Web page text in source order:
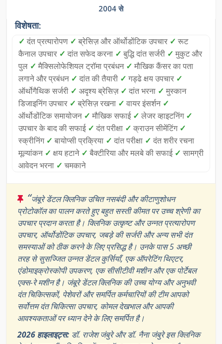
2004 से
विशेषता:
✓ दंत प्रत्यारोपण ✓ ब्रेसिज़ और ऑर्थोडोंटिक उपचार ✓ रूट
कैनाल उपचार ✓ दांत सफेद करना ✓ बुद्धि दांत सर्जरी ✓ मुकुट और
पुल ✓ मैक्सिलोफेशियल ट्रॉमा प्रबंधन ✓ मौखिक कैंसर का पता
लगाने और प्रबंधन ✓ दांत की तैयारी ✓ गड्ढे क्षय उपचार ✓
ऑर्थोगैथिक सर्जरी ✓ अदृश्य ब्रेसिज़ ✓ दांत भरना ✓ मुस्कान
डिजाइनिंग उपचार ✓ ब्रेसिज़ रखना ✓ वायर इंसर्शन ✓
ऑर्थोडोंटिक समायोजन ✓ मौखिक सफाई ✓ लेजर व्हाइटनिंग ✓
उपचार के बाद की सफाई ✓ दंत परीक्षा ✓ क्राउन सीमेंटिंग ✓
स्क्रीनिंग ✓ बायोप्सी प्रक्रिया ✓ दांत परीक्षा ✓ दंत शरीर रचना
मूल्यांकन ✓ क्षय हटाने ✓ बैक्टीरिया और मलबे की सफाई ✓ सामग्री
आवेदन भरना ✓ चमकाने
“जंबूरे डेंटल क्लिनिक उचित नसबंदी और कीटाणुशोधन
प्रोटोकॉल का पालन करते हुए बहुत सस्ती कीमत पर उच्च श्रेणी का
उपचार प्रदान करता है। क्लिनिक उत्कृष्ट और उन्नत प्रत्यारोपण
उपचार, ऑर्थोडोंटिक उपचार, जबड़े की सर्जरी और अन्य सभी दंत
समस्याओं को ठीक करने के लिए प्रसिद्ध है। उनके पास 5 अच्छी
तरह से सुसज्जित उन्नत डेंटल कुर्सियाँ, एक ऑपरेटिंग थिएटर,
एंडोमाइक्रोस्कोपी उपकरण, एक सीसीटीवी मशीन और एक पोर्टेबल
एक्स-रे मशीन है। जंबूरे डेंटल क्लिनिक की उच्च योग्य और अनुभवी
दंत चिकित्सकों, पेशेवरों और समर्पित कर्मचारियों की टीम आपको
सर्वोत्तम दंत चिकित्सा उपचार, कोमल देखभाल और आपकी
आवश्यकताओं पर ध्यान देने के लिए समर्पित है।
2026 हाइलाइट्स: डॉ. राजेश जंबुरे और डॉ. नैना जंबुरे इस क्लिनिक